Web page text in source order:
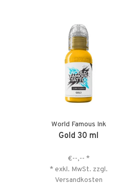
World Famous Ink
Gold 30 ml
€--,-- *
* exkl. MwSt. zzgl.
Versandkosten